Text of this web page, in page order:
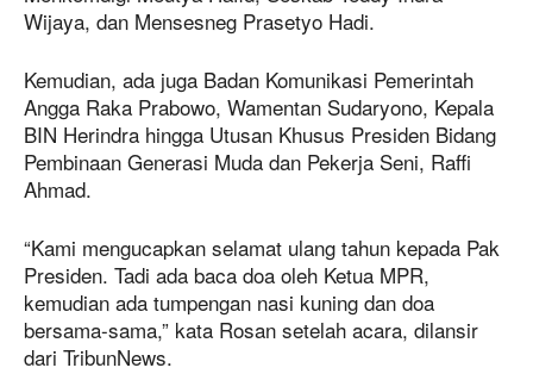
Wijaya, dan Mensesneg Prasetyo Hadi.
Kemudian, ada juga Badan Komunikasi Pemerintah
Angga Raka Prabowo, Wamentan Sudaryono, Kepala
BIN Herindra hingga Utusan Khusus Presiden Bidang
Pembinaan Generasi Muda dan Pekerja Seni, Raffi
Ahmad.
“Kami mengucapkan selamat ulang tahun kepada Pak
Presiden. Tadi ada baca doa oleh Ketua MPR,
kemudian ada tumpengan nasi kuning dan doa
bersama-sama,” kata Rosan setelah acara, dilansir
dari TribunNews.